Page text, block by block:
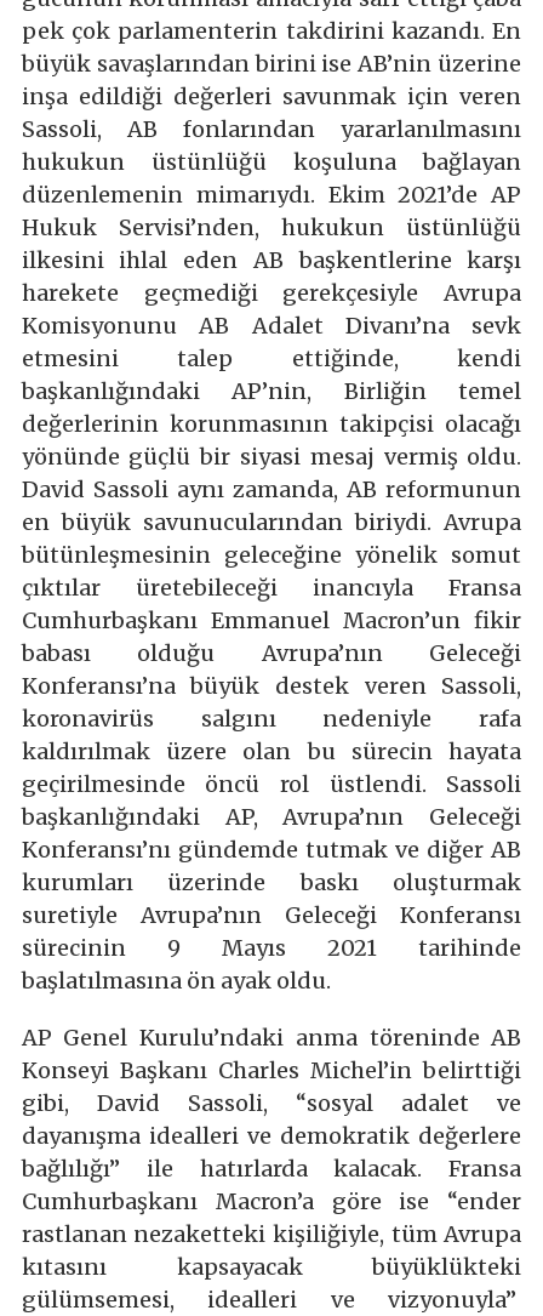
pek çok parlamenterin takdirini kazandı. En
büyük savaşlarından birini ise AB’nin üzerine
inşa edildiği değerleri savunmak için veren
Sassoli, AB fonlarından yararlanılmasını
hukukun üstünlüğü koşuluna bağlayan
düzenlemenin mimarıydı. Ekim 2021’de AP
Hukuk Servisi’nden, hukukun üstünlüğü
ilkesini ihlal eden AB başkentlerine karşı
harekete geçmediği gerekçesiyle Avrupa
Komisyonunu AB Adalet Divanı’na sevk
etmesini talep ettiğinde, kendi
başkanlığındaki AP’nin, Birliğin temel
değerlerinin korunmasının takipçisi olacağı
yönünde güçlü bir siyasi mesaj vermiş oldu.
David Sassoli aynı zamanda, AB reformunun
en büyük savunucularından biriydi. Avrupa
bütünleşmesinin geleceğine yönelik somut
çıktılar üretebileceği inancıyla Fransa
Cumhurbaşkanı Emmanuel Macron’un fikir
babası olduğu Avrupa’nın Geleceği
Konferansı’na büyük destek veren Sassoli,
koronavirüs salgını nedeniyle rafa
kaldırılmak üzere olan bu sürecin hayata
geçirilmesinde öncü rol üstlendi. Sassoli
başkanlığındaki AP, Avrupa’nın Geleceği
Konferansı’nı gündemde tutmak ve diğer AB
kurumları üzerinde baskı oluşturmak
suretiyle Avrupa’nın Geleceği Konferansı
sürecinin 9 Mayıs 2021 tarihinde
başlatılmasına ön ayak oldu.
AP Genel Kurulu’ndaki anma töreninde AB
Konseyi Başkanı Charles Michel’in belirttiği
gibi, David Sassoli, “sosyal adalet ve
dayanışma idealleri ve demokratik değerlere
bağlılığı” ile hatırlarda kalacak. Fransa
Cumhurbaşkanı Macron’a göre ise “ender
rastlanan nezaketteki kişiliğiyle, tüm Avrupa
kıtasını kapsayacak büyüklükteki
gülümsemesi, idealleri ve vizyonuyla”